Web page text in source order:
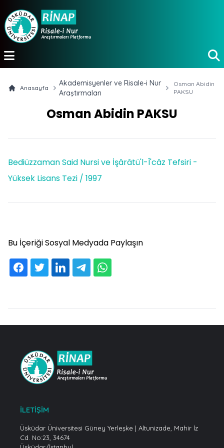
Anasayfa
Akademisyenler ve Risale-i Nur
Araştırmaları
Osman Abidin
PAKSU
Osman Abidin PAKSU
Bediüzzaman Said Nursi ve İşârâtü'l-Î'câz Tefsiri -
Yüksek Lisans Tezi / 1997
Bu İçeriği Sosyal Medyada Paylaşın
İLETİŞİM
Üsküdar Üniversitesi Güney Yerleşke | Altunizade, Mahir İz
Cd. No:23, 34674
menu